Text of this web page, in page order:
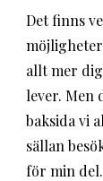
Det finns
allt mer
lever. Men
baksida vi
sällan
för min